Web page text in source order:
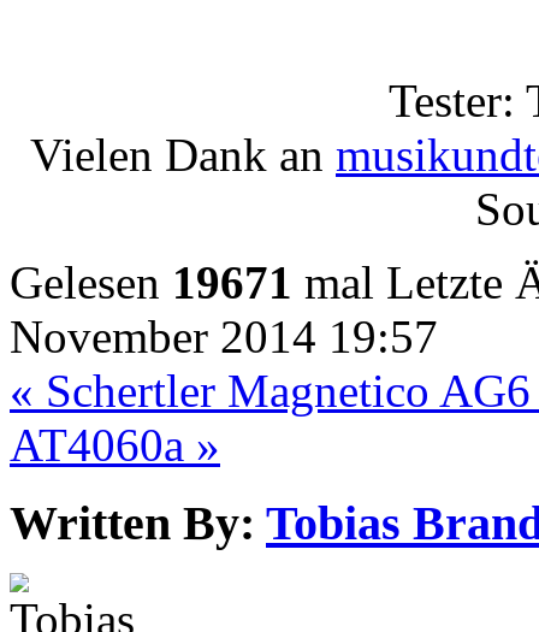
Tester:
Vielen Dank an
Gelesen 19671 mal Letzte
November 2014 19:57
« Schertler Magnetico
AT4060a »
Written By: Tobias